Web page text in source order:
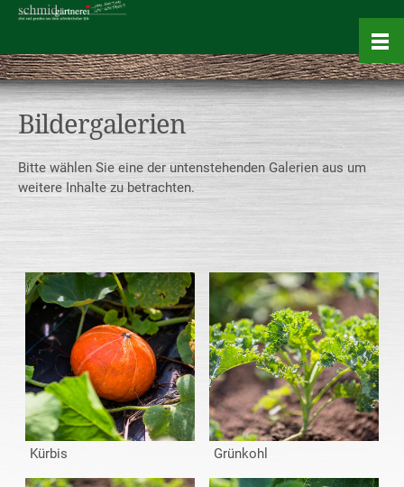
Bildergalerien
Bitte wählen Sie eine der untenstehenden Galerien aus um
weitere Inhalte zu betrachten.
Kürbis Grünkohl